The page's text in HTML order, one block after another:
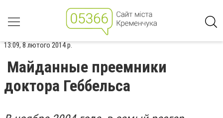
13:09, 8 лютого 2014 р.
Майданные преемники
доктора Геббельса